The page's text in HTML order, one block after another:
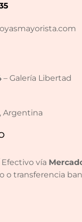
– Galería Libertad
Argentina
vía
o transferencia